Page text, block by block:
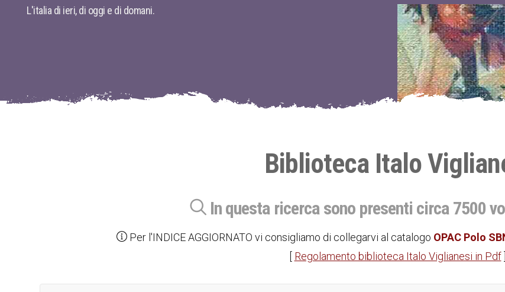
L'italia di ieri, di oggi e di domani.
Biblioteca Italo
In questa ricerca sono presenti circa 7500
Per l'INDICE AGGIORNATO vi consigliamo di collegarvi al catalogo OPAC Polo
Regolamento biblioteca Italo Viglianesi in Pdf]